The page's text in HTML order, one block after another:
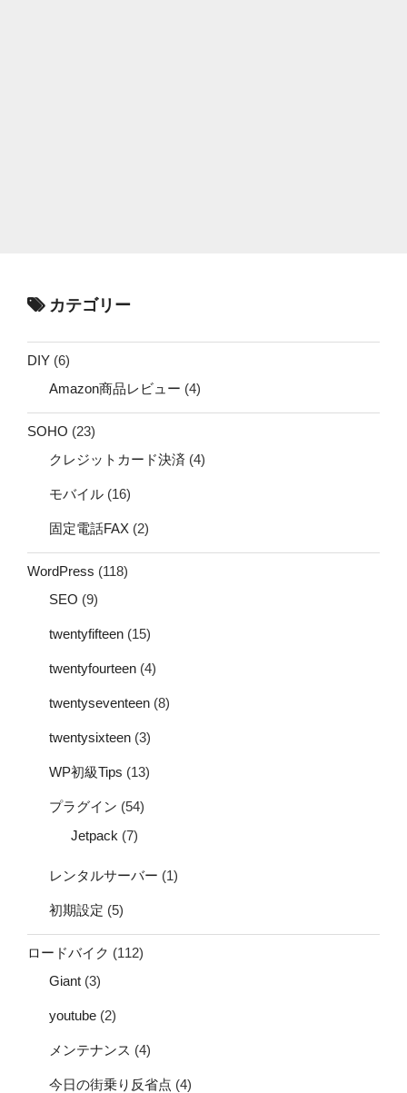
カテゴリー
DIY (6)
Amazon商品レビュー (4)
SOHO (23)
クレジットカード決済 (4)
モバイル (16)
固定電話FAX (2)
WordPress (118)
SEO (9)
twentyfifteen (15)
twentyfourteen (4)
twentyseventeen (8)
twentysixteen (3)
WP初級Tips (13)
プラグイン (54)
Jetpack (7)
レンタルサーバー (1)
初期設定 (5)
ロードバイク (112)
Giant (3)
youtube (2)
メンテナンス (4)
今日の街乗り反省点 (4)